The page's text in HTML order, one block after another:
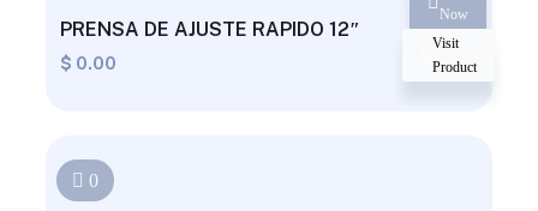
Now
Visit
Product
PRENSA DE AJUSTE RAPIDO 12″
$ 0.00
0